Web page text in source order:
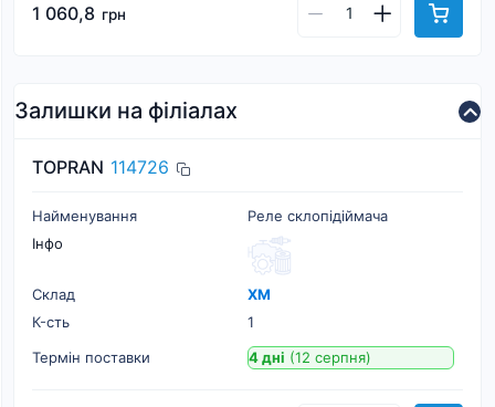
1 060,8 грн
Залишки на філіалах
TOPRAN 114726
Найменування
Реле склопідіймача
Інфо
Склад
ХМ
К-cть
1
Термін поставки
4 дні (12 серпня)